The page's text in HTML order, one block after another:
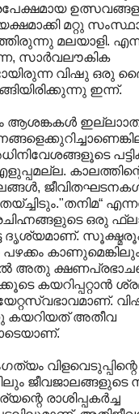
മറ്റു
മലയാളി.
സാര്‍വലൗകിക
വിഷു ഒരു
ഇന്ന്.
ആശങ്കകൾ
ഒരു
ദൃശ്യമാണ്‌.
അതു
കയറിപ്പറ്റാൻ
കയറിയത് അതീവ
വിളവെടുപ്പിന്റെ
ജീവജാലങ്ങളുടെ
രാശിപ്പകര്‍ച്ച